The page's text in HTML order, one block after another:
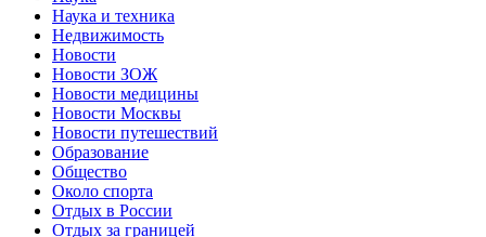
Наука и техника
Недвижимость
Новости
Новости ЗОЖ
Новости медицины
Новости Москвы
Новости путешествий
Образование
Общество
Около спорта
Отдых в России
Отдых за границей